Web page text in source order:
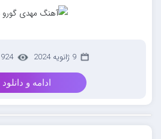
9 ژانویه 2024 924 دانلود
ادامه و دانلود